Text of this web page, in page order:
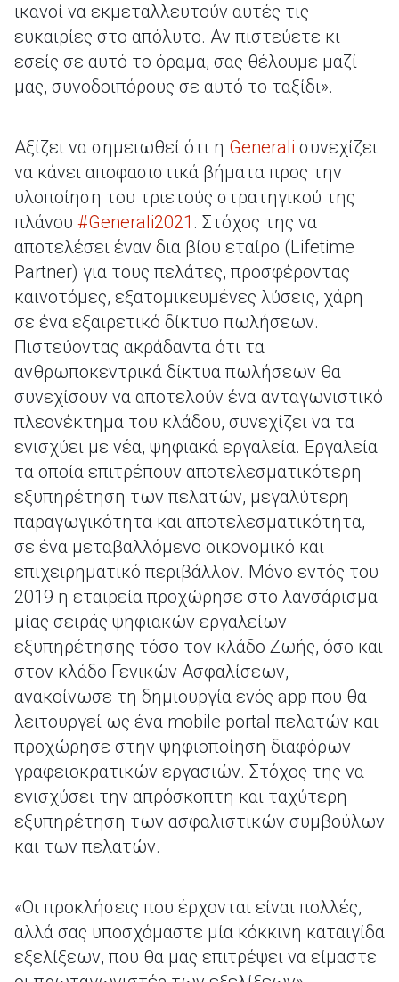
ικανοί να εκμεταλλευτούν αυτές τις
ευκαιρίες στο απόλυτο. Αν πιστεύετε κι
εσείς σε αυτό το όραμα, σας θέλουμε μαζί
μας, συνοδοιπόρους σε αυτό το ταξίδι».
Aξίζει να σημειωθεί ότι η Generali συνεχίζει
να κάνει αποφασιστικά βήματα προς την
υλοποίηση του τριετούς στρατηγικού της
πλάνου #Generali2021 . Στόχος της να
αποτελέσει έναν δια βίου εταίρο (Lifetime
Partner) για τους πελάτες, προσφέροντας
καινοτόμες, εξατομικευμένες λύσεις, χάρη
σε ένα εξαιρετικό δίκτυο πωλήσεων.
Πιστεύοντας ακράδαντα ότι τα
ανθρωποκεντρικά δίκτυα πωλήσεων θα
συνεχίσουν να αποτελούν ένα ανταγωνιστικό
πλεονέκτημα του κλάδου, συνεχίζει να τα
ενισχύει με νέα, ψηφιακά εργαλεία. Εργαλεία
τα οποία επιτρέπουν αποτελεσματικότερη
εξυπηρέτηση των πελατών, μεγαλύτερη
παραγωγικότητα και αποτελεσματικότητα,
σε ένα μεταβαλλόμενο οικονομικό και
επιχειρηματικό περιβάλλον. Μόνο εντός του
2019 η εταιρεία προχώρησε στο λανσάρισμα
μίας σειράς ψηφιακών εργαλείων
εξυπηρέτησης τόσο τον κλάδο Ζωής, όσο και
στον κλάδο Γενικών Ασφαλίσεων,
ανακοίνωσε τη δημιουργία ενός app που θα
λειτουργεί ως ένα mobile portal πελατών και
προχώρησε στην ψηφιοποίηση διαφόρων
γραφειοκρατικών εργασιών. Στόχος της να
ενισχύσει την απρόσκοπτη και ταχύτερη
εξυπηρέτηση των ασφαλιστικών συμβούλων
και των πελατών.
«Οι προκλήσεις που έρχονται είναι πολλές,
αλλά σας υποσχόμαστε μία κόκκινη καταιγίδα
εξελίξεων, που θα μας επιτρέψει να είμαστε